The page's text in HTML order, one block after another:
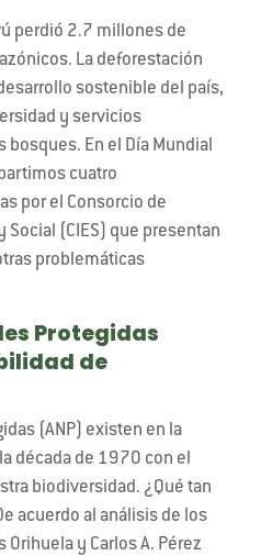
perdió 2.7 millones de
La deforestación
sostenible del país,
y servicios
En el Día Mundial
cuatro
por el Consorcio de
Social (CIES) que presentan
problemáticas
Protegidas
de
(ANP) existen en la
década de 1970 con el
biodiversidad. ¿Qué tan
acuerdo al análisis de los
y Carlos A. Pérez